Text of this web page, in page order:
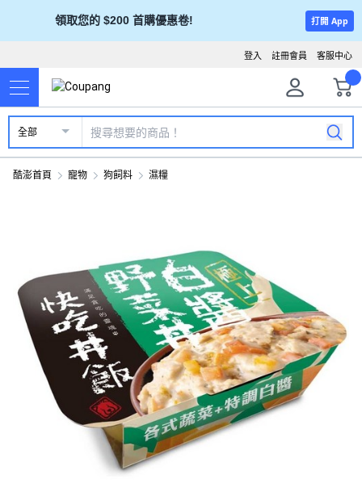
領取您的 $200 首購優惠卷! 打開 App
客服中心
註冊會員
登入
全部
酷澎首頁 寵物 狗飼料 濕糧